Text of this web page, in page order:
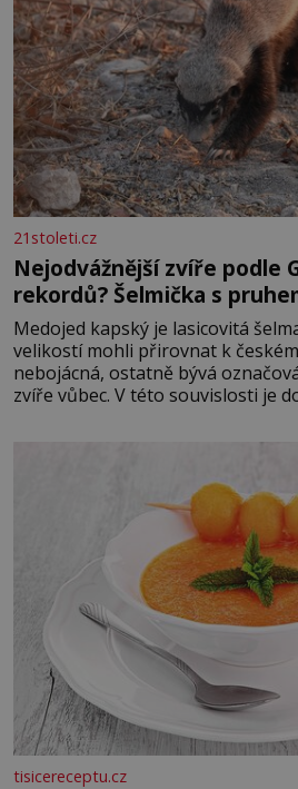
21stoleti.cz
Nejodvážnější zvíře podle
rekordů? Šelmička s
Medojed kapský je lasicovitá
velikostí mohli přirovnat k
nebojácná, ostatně bývá
zvíře vůbec. V této souvislosti je
tisicereceptu.cz